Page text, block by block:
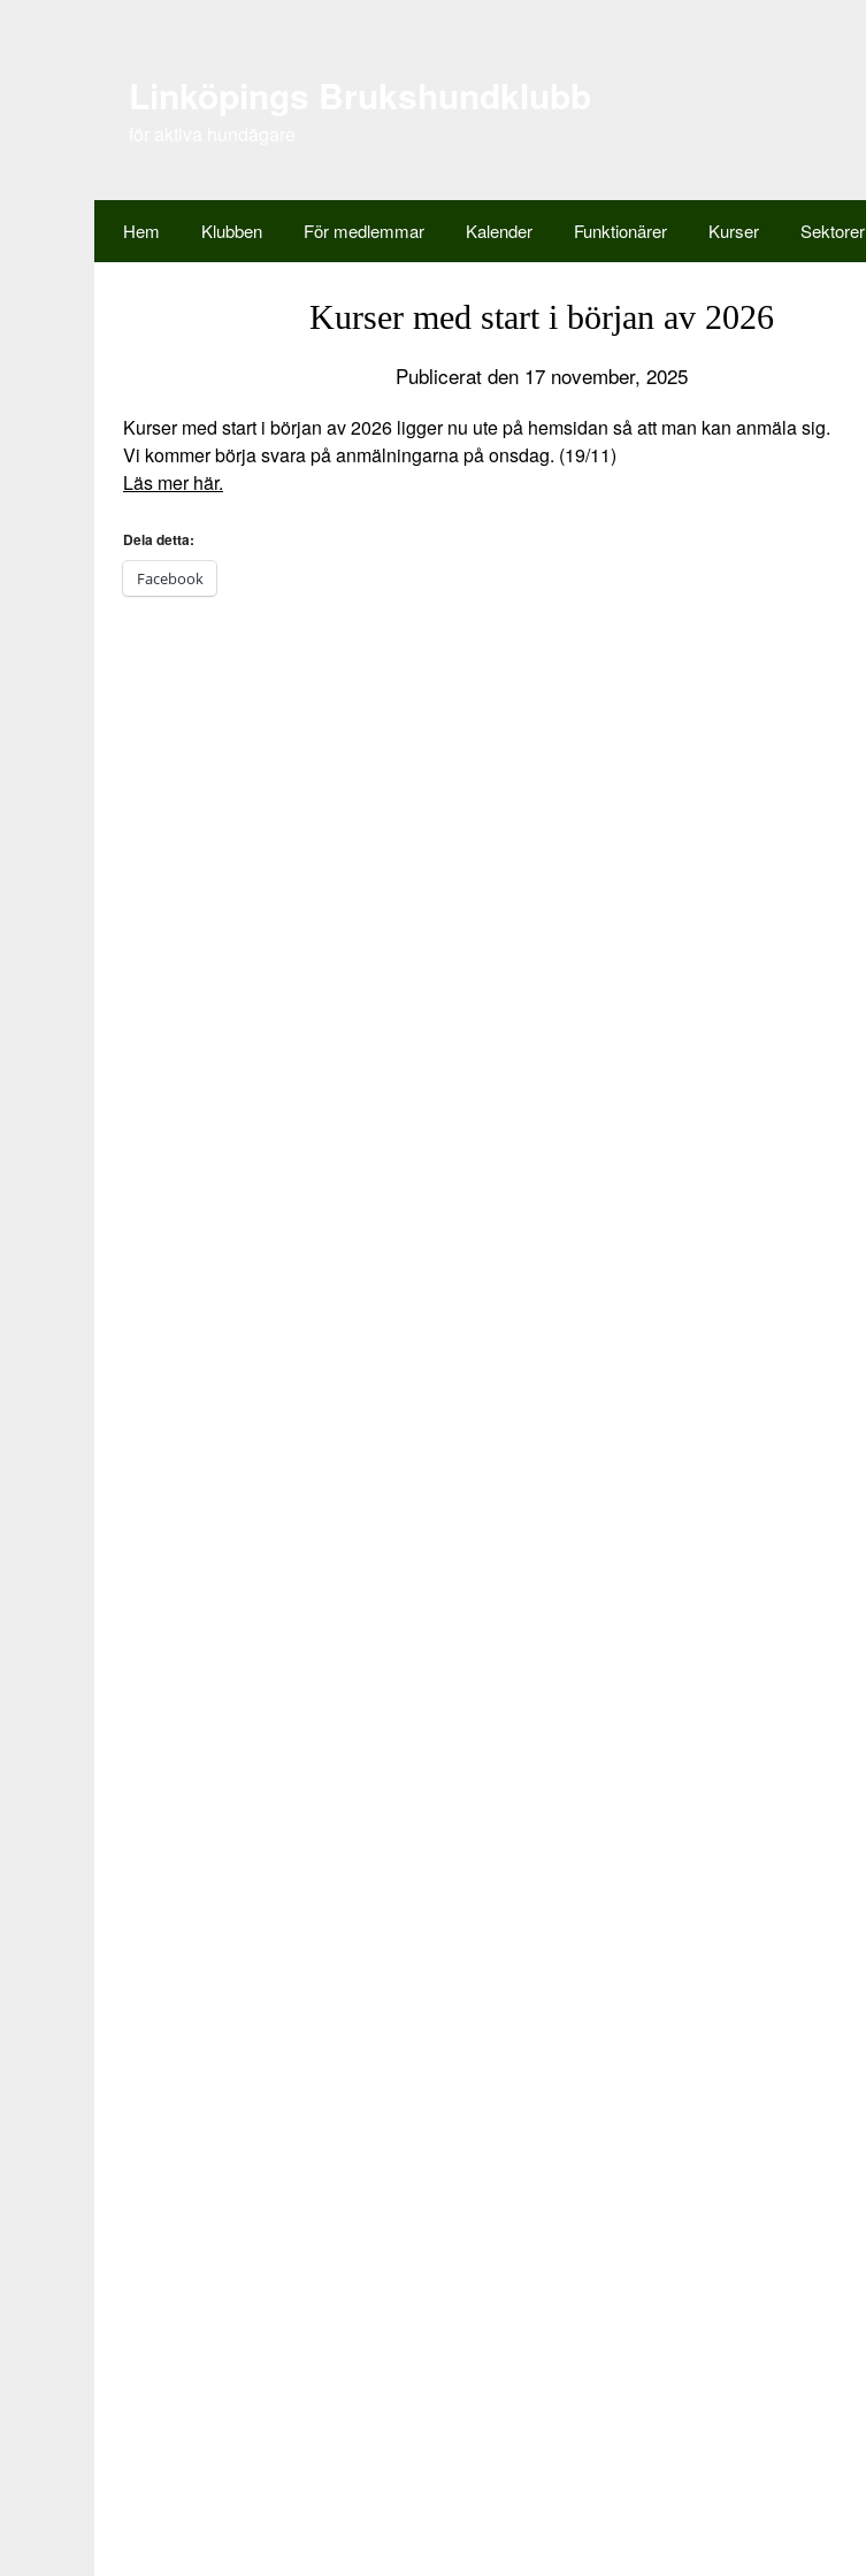
Hem Klubben För medlemmar Kalender Funktionärer Kurser Sektorer
Kurser med start i början av 2026
Publicerat den 17 november, 2025
Kurser med start i början av 2026 ligger nu ute på hemsidan så att man kan anmäla sig.
Vi kommer börja svara på anmälningarna på onsdag. (19/11)
Läs mer här.
Dela detta:
Facebook